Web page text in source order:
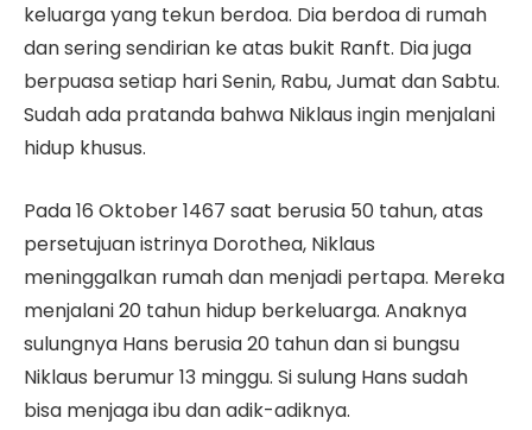
keluarga yang tekun berdoa. Dia berdoa di rumah
dan sering sendirian ke atas bukit Ranft. Dia juga
berpuasa setiap hari Senin, Rabu, Jumat dan Sabtu.
Sudah ada pratanda bahwa Niklaus ingin menjalani
hidup khusus.
Pada 16 Oktober 1467 saat berusia 50 tahun, atas
persetujuan istrinya Dorothea, Niklaus
meninggalkan rumah dan menjadi pertapa. Mereka
menjalani 20 tahun hidup berkeluarga. Anaknya
sulungnya Hans berusia 20 tahun dan si bungsu
Niklaus berumur 13 minggu. Si sulung Hans sudah
bisa menjaga ibu dan adik-adiknya.